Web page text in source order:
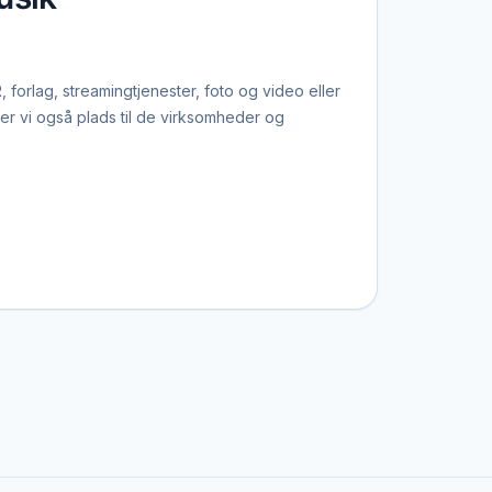
forlag, streamingtjenester, foto og video eller
vi også plads til de virksomheder og
om dansk musik.